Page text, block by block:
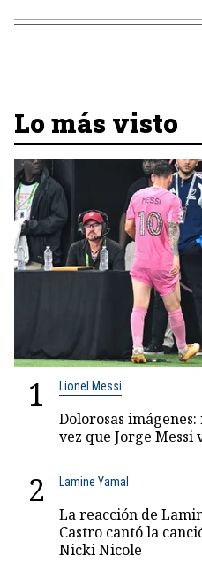
Lo más visto
1 Lionel Messi
Dolorosas
vez que Jorge
2 Lamine Yamal
La reacción de
Castro cantó la
Nicki Nicole